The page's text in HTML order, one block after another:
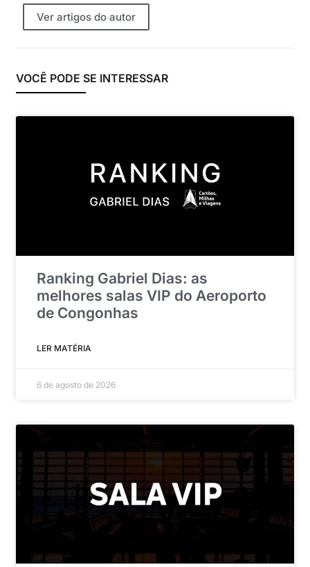
Ver artigos do autor
VOCÊ PODE SE INTERESSAR
Ranking Gabriel Dias: as
melhores salas VIP do Aeroporto
de Congonhas
LER MATÉRIA
6 de agosto de 2026